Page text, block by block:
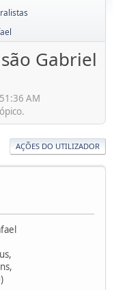
Gabriel
AM
AÇÕES DO UTILIZADOR